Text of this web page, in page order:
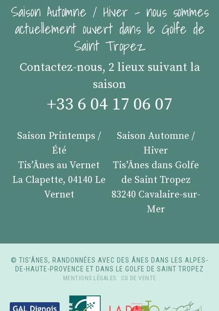
Saison Automne / Hiver - nous sommes
actuellement ouvert dans le Golfe de
Saint Tropez
Contactez-nous, 2 lieux suivant la
saison
+33 6 04 17 06 07
Saison Printemps /
Été
Tis’Ânes au Vernet
La Clapette, 04140 Le
Vernet
Saison Automne /
Hiver
Tis’Ânes dans Golfe
de Saint Tropez
83240 Cavalaire-sur-
Mer
© TIS’ÂNES, RANDONNÉES AVEC DES ÂNES DANS LES ALPES-
DE-HAUTE-PROVENCE ET DANS LE GOLFE DE SAINT TROPEZ
MENTIONS LÉGALES - CG DE VENTE